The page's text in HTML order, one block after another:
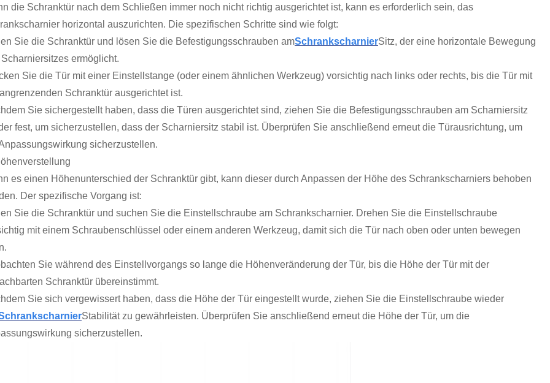
die Schranktür nach dem Schließen immer noch nicht richtig ausgerichtet ist, kann es erforderlich sein, das
horizontal auszurichten. Die spezifischen Schritte sind wie folgt:
Sie die Schranktür und lösen Sie die Befestigungsschrauben amSchrankscharnierSitz, der eine horizontale Bewegung
ermöglicht.
Sie die Tür mit einer Einstellstange (oder einem ähnlichen Werkzeug) vorsichtig nach links oder rechts, bis die Tür mit
Schranktür ausgerichtet ist.
Sie sichergestellt haben, dass die Türen ausgerichtet sind, ziehen Sie die Befestigungsschrauben am Scharniersitz
fest, um sicherzustellen, dass der Scharniersitz stabil ist. Überprüfen Sie anschließend erneut die Türausrichtung, um
sicherzustellen.
es einen Höhenunterschied der Schranktür gibt, kann dieser durch Anpassen der Höhe des Schrankscharniers behoben
Der spezifische Vorgang ist:
Sie die Schranktür und suchen Sie die Einstellschraube am Schrankscharnier. Drehen Sie die Einstellschraube
mit einem Schraubenschlüssel oder einem anderen Werkzeug, damit sich die Tür nach oben oder unten bewegen
Sie während des Einstellvorgangs so lange die Höhenveränderung der Tür, bis die Höhe der Tür mit der
Schranktür übereinstimmt.
Sie sich vergewissert haben, dass die Höhe der Tür eingestellt wurde, ziehen Sie die Einstellschraube wieder
Stabilität zu gewährleisten. Überprüfen Sie anschließend erneut die Höhe der Tür, um die
sicherzustellen.